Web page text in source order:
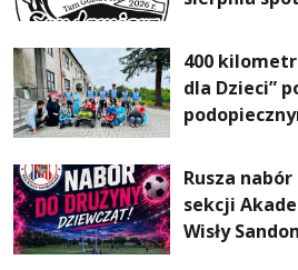
Pieszym
Rośnie”
400
dla Dzieci”
Rusza
sekcji
Wisły